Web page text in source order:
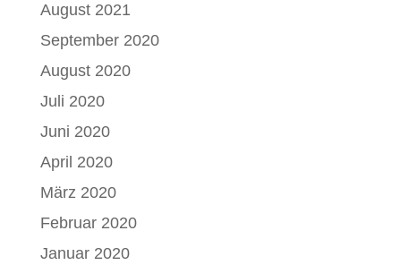
August 2021
September 2020
August 2020
Juli 2020
Juni 2020
April 2020
März 2020
Februar 2020
Januar 2020